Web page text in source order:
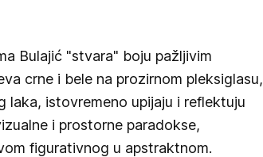
Bulajić "stvara" boju pažljivim
crne i bele na prozirnom pleksiglasu,
laka, istovremeno upijaju i reflektuju
i prostorne paradokse,
figurativnog u apstraktnom.